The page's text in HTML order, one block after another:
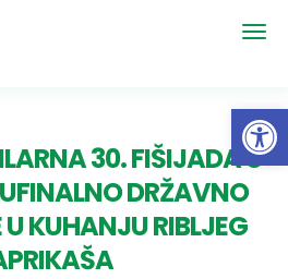
30. FIŠIJADA U
DRŽAVNO
KUHANJU RIBLJEG